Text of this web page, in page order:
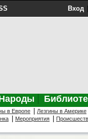
Вход
в Европе Лезгины в Америке
Мероприятия